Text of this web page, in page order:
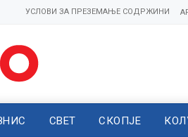
УСЛОВИ ЗА ПРЕЗЕМАЊЕ СОДРЖИНИ
СВЕТ СКОПЈЕ